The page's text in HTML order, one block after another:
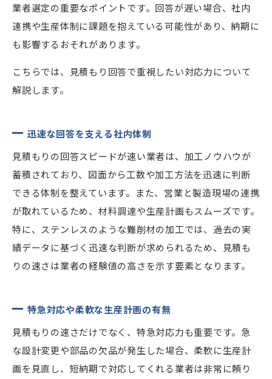
業者選定の重要なポイントです。回答が遅い場合、社内
連携や生産体制に課題を抱えている可能性があり、納期に
も影響するおそれがあります。
こちらでは、見積もり回答で重視したい対応力について
解説します。
迅速な回答を支える社内体制
見積もりの回答スピードが速い業者は、加工ノウハウが
蓄積されており、図面から工数や加工方法を迅速に判断
できる体制を整えています。また、営業と製造現場の連携
が取れているため、材料調達や生産計画もスムーズです。
特に、ステンレスのような難削材の加工では、過去の実
績データに基づく迅速な判断が求められるため、見積も
りの速さは業者の経験値の高さを示す要素となります。
特急対応や柔軟な生産計画の有無
見積もりの速さだけでなく、特急対応力も重要です。急
な設計変更や部品の欠品が発生した場合、柔軟に生産計
画を見直し、短納期で対応してくれる業者は非常に頼り